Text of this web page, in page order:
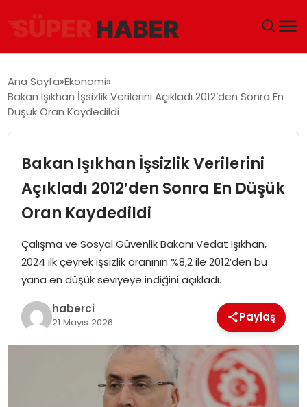
GÜNDEM
EKONOMI
MAGAZIN
SAĞLIK
SIYASET
Ana Sayfa Ekonomi
Bakan Işıkhan İşsizlik Verilerini Açıkladı 2012’den Sonra En
Düşük Oran Kaydedildi
Bakan Işıkhan İşsizlik Verilerini
Açıkladı 2012’den Sonra En Düşük
Oran Kaydedildi
Çalışma ve Sosyal Güvenlik Bakanı Vedat Işıkhan,
2024 ilk çeyrek işsizlik oranının %8,2 ile 2012’den bu
yana en düşük seviyeye indiğini açıkladı.
haberci
21 Mayıs 2026 Paylaş